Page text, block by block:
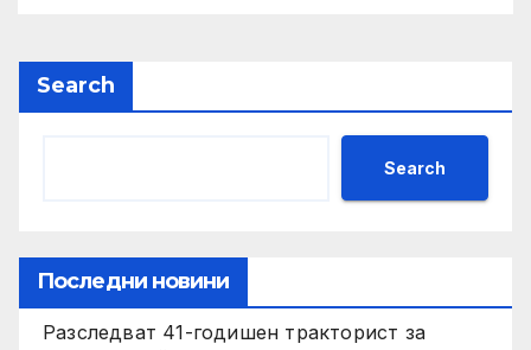
Search
Search
Последни новини
Разследват 41-годишен тракторист за